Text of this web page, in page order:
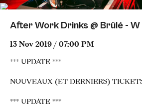
After Work Drinks @ Brûlé -
13 Nov 2019 / 07:00 PM
*** UPDATE ***
NOUVEAUX (ET DERNIERS)
*** UPDATE ***